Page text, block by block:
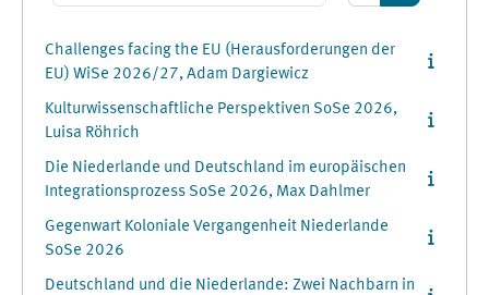
Kurse
Challenges facing the EU (Herausforderungen der
EU) WiSe 2026/27, Adam Dargiewicz
Kulturwissenschaftliche Perspektiven SoSe 2026,
Luisa Röhrich
Die Niederlande und Deutschland im europäischen
Integrationsprozess SoSe 2026, Max Dahlmer
Gegenwart Koloniale Vergangenheit Niederlande
SoSe 2026
Deutschland und die Niederlande: Zwei Nachbarn in